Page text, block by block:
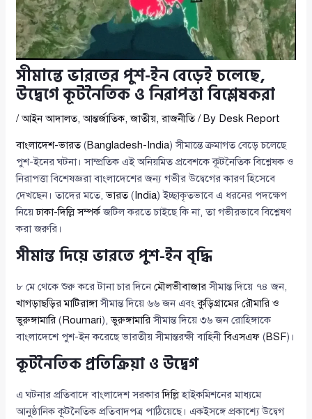
সীমান্তে ভারতের পুশ-ইন বেড়েই চলেছে,
উদ্বেগে কূটনৈতিক ও নিরাপত্তা বিশ্লেষকরা
/আইন আদালত,আন্তর্জাতিক,জাতীয়,রাজনীতি/ By Desk Report
বাংলাদেশ-ভারত(Bangladesh-India) সীমান্তে ক্রমাগত বেড়ে চলেছে
পুশ-ইনের ঘটনা। সাম্প্রতিক এই অনিয়মিত প্রবেশকে কূটনৈতিক বিশ্লেষক ও
নিরাপত্তা বিশেষজ্ঞরা বাংলাদেশের জন্য গভীর উদ্বেগের কারণ হিসেবে
দেখছেন। তাদের মতে,ভারত( India) ইচ্ছাকৃতভাবে এ ধরনের পদক্ষেপ
নিয়েঢাকা-দিল্লি সম্পর্কজটিল করতে চাইছে কি না, তা গভীরভাবে বিশ্লেষণ
করা জরুরি।
সীমান্ত দিয়ে ভারতে পুশ-ইন বৃদ্ধি
৮ মে থেকে শুরু করে টানা চার দিনেমৌলভীবাজারসীমান্ত দিয়ে ৭৪ জন,
খাগড়াছড়ির মাটিরাঙ্গাসীমান্ত দিয়ে ৬৬ জন এবংকুড়িগ্রামের রৌমারি ও
ভুরুঙ্গামারি ( Roumari),ভুরুঙ্গামারিসীমান্ত দিয়ে ৩৬ জন রোহিঙ্গাকে
বাংলাদেশে পুশ-ইন করেছে ভারতীয় সীমান্তরক্ষী বাহিনীবিএসএফ (BSF)।
কূটনৈতিক প্রতিক্রিয়া ও উদ্বেগ
এ ঘটনার প্রতিবাদে বাংলাদেশ সরকারদিল্লিহাইকমিশনের মাধ্যমে
আনুষ্ঠানিক কূটনৈতিক প্রতিবাদপত্র পাঠিয়েছে। একইসঙ্গে প্রকাশ্যে উদ্বেগ